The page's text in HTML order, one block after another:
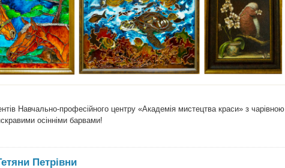
Навчально-професійного центру «Академія мистецтва краси» з чарівною
осінніми барвами!
Петрівни